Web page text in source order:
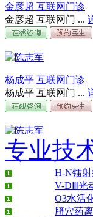
金彦超 互联网门诊
金彦超 互联网门 ...
杨成平 互联网门诊
杨成平 互联网门 ...
王艳琼 门诊主任
王艳琼 门诊主任 ...
专业技
H-N镭
V-DⅢ光
O3水活
脐穴药